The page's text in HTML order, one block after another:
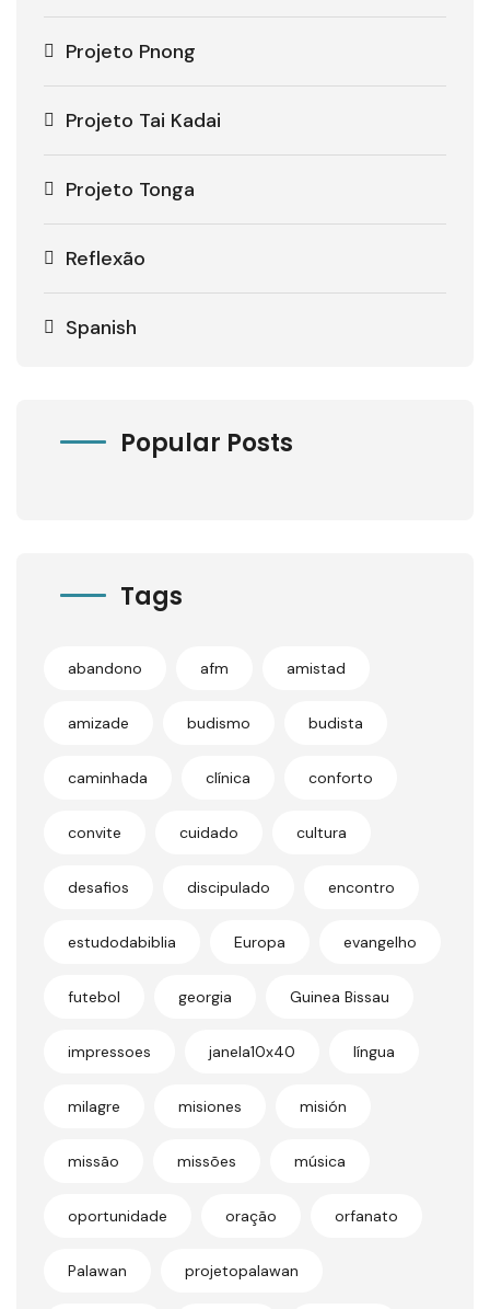
Projeto Pnong
Projeto Tai Kadai
Projeto Tonga
Reflexão
Spanish
Popular Posts
Tags
abandono afm amistad
amizade budismo budista
caminhada clínica conforto
convite cuidado cultura
desafios discipulado encontro
estudodabiblia Europa evangelho
futebol georgia Guinea Bissau
impressoes janela10x40 língua
milagre misiones misión
missão missões música
oportunidade oração orfanato
Palawan projetopalawan